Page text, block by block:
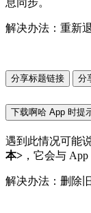
解决办法：重新
分享标题链接 分
下载啊哈 App 时提
遇到此情况可能
本> ，它会与 App
解决办法：删除